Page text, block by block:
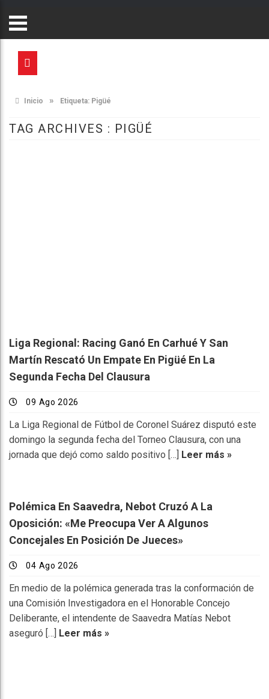
Inicio » Etiqueta: Pigüé
TAG ARCHIVES : PIGÜÉ
Liga Regional: Racing Ganó En Carhué Y San
Martín Rescató Un Empate En Pigüé En La
Segunda Fecha Del Clausura
09 Ago 2026
La Liga Regional de Fútbol de Coronel Suárez disputó este
domingo la segunda fecha del Torneo Clausura, con una
jornada que dejó como saldo positivo […] Leer más »
Polémica En Saavedra, Nebot Cruzó A La
Oposición: «Me Preocupa Ver A Algunos
Concejales En Posición De Jueces»
04 Ago 2026
En medio de la polémica generada tras la conformación de
una Comisión Investigadora en el Honorable Concejo
Deliberante, el intendente de Saavedra Matías Nebot
aseguró […] Leer más »